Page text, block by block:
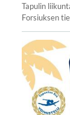
Tapulin
Forsiuksen